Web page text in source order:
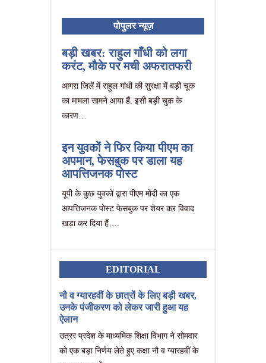
पोपुलर न्यूज़
बड़ी खबर: राहुल गाँधी को लगा
करंट, मौके पर मची अफरातफरी
आगरा जिलें में राहुल गांधी की सुरक्षा में बड़ी चूक
का मामला सामने आया हैं. इसी बड़ी चुक के
कारण…
इन युवकों ने फिर किया पीएम का
अपमान, फेसबुक पर डाला यह
आपत्तिजनक पोस्ट
यूपी के कुछ युवकों द्वारा पीएम मोदी का एक
आपत्तिजनक पोस्ट फेसबुक पर शेयर कर विवाद
खड़ा कर दिया हैं….
EDITORIAL
नौ व ग्यारहवीं के छात्रों के लिए बड़ी खबर,
उनके पंजीकरण को लेकर जारी हुआ यह
ऐलान
उत्रर प्रदेश के माध्यमिक शिक्षा विभाग ने सोमवार
को एक बड़ा निर्णय लेते हुए कक्षा नौ व ग्यारहवीं के